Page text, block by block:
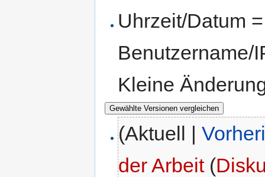
Uhrzeit/Datum
Benutzername/
Kleine
(Aktuell |
der Arbeit (